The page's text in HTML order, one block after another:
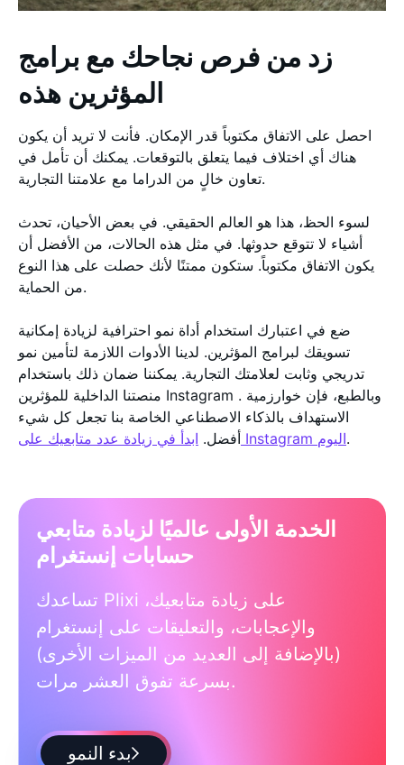
زد من فرص نجاحك مع برامج
المؤثرين هذه
احصل على الاتفاق مكتوباً قدر الإمكان. فأنت لا تريد أن يكون
هناك أي اختلاف فيما يتعلق بالتوقعات. يمكنك أن تأمل في
تعاون خالٍ من الدراما مع علامتنا التجارية.
لسوء الحظ، هذا هو العالم الحقيقي. في بعض الأحيان، تحدث
أشياء لا تتوقع حدوثها. في مثل هذه الحالات، من الأفضل أن
يكون الاتفاق مكتوباً. ستكون ممتنًا لأنك حصلت على هذا النوع
من الحماية.
ضع في اعتبارك استخدام أداة نمو احترافية لزيادة إمكانية
تسويقك لبرامج المؤثرين. لدينا الأدوات اللازمة لتأمين نمو
تدريجي وثابت لعلامتك التجارية. يمكننا ضمان ذلك باستخدام
منصتنا الداخلية للمؤثرين Instagram . وبالطبع، فإن خوارزمية
الاستهداف بالذكاء الاصطناعي الخاصة بنا تجعل كل شيء
أفضل.
ابدأ في زيادة عدد متابعيك على Instagram اليوم.
الخدمة الأولى عالميًا لزيادة متابعي
حسابات إنستغرام
تساعدك Plixi على زيادة متابعيك،
والإعجابات، والتعليقات على إنستغرام
(بالإضافة إلى العديد من الميزات الأخرى)
بسرعة تفوق العشر مرات.
بدء النمو